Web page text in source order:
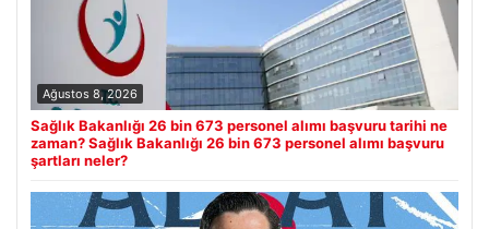
Ağustos 8, 2026
Sağlık Bakanlığı 26 bin 673 personel alımı başvuru tarihi ne
zaman? Sağlık Bakanlığı 26 bin 673 personel alımı başvuru
şartları neler?